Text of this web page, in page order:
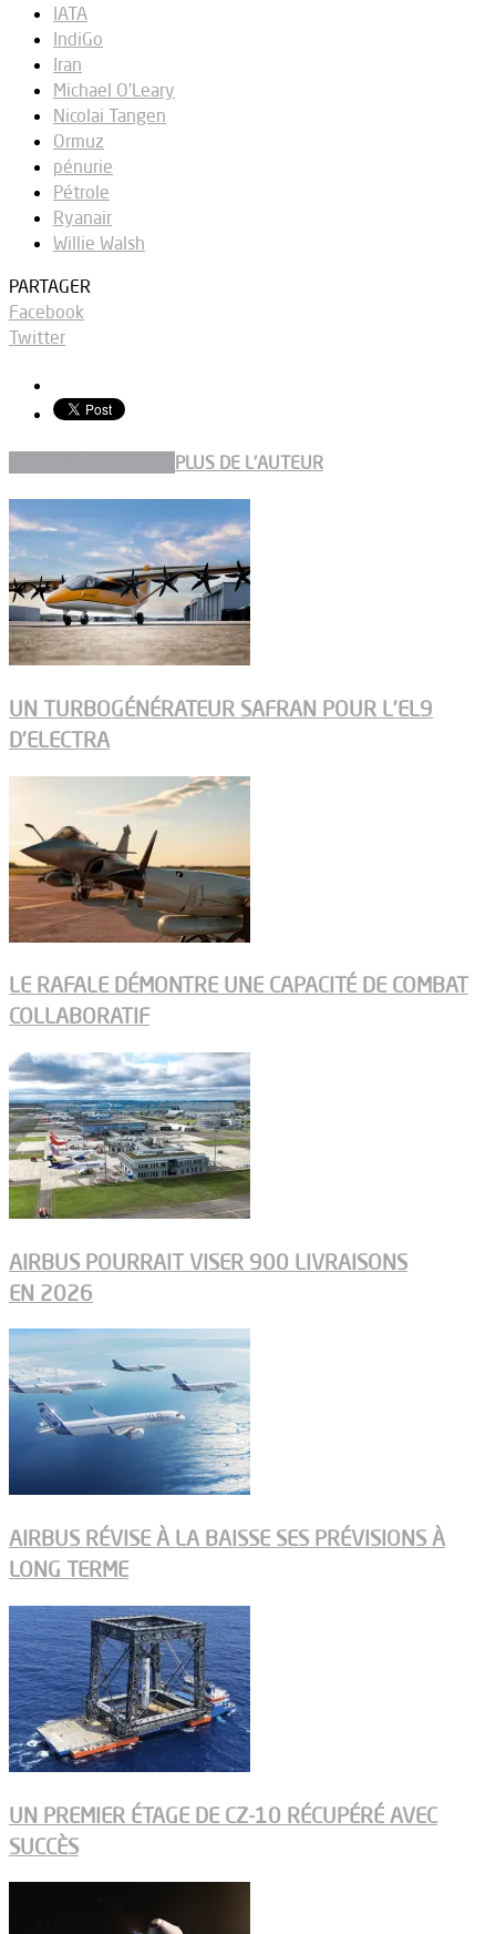
IATA
IndiGo
Iran
Michael O'Leary
Nicolai Tangen
Ormuz
pénurie
Pétrole
Ryanair
Willie Walsh
PARTAGER
Facebook
Twitter
PLUS DE L'AUTEUR
UN TURBOGÉNÉRATEUR SAFRAN POUR L’EL9
D’ELECTRA
LE RAFALE DÉMONTRE UNE CAPACITÉ DE COMBAT
COLLABORATIF
AIRBUS POURRAIT VISER 900 LIVRAISONS
EN 2026
AIRBUS RÉVISE À LA BAISSE SES PRÉVISIONS À
LONG TERME
UN PREMIER ÉTAGE DE CZ-10 RÉCUPÉRÉ AVEC
SUCCÈS